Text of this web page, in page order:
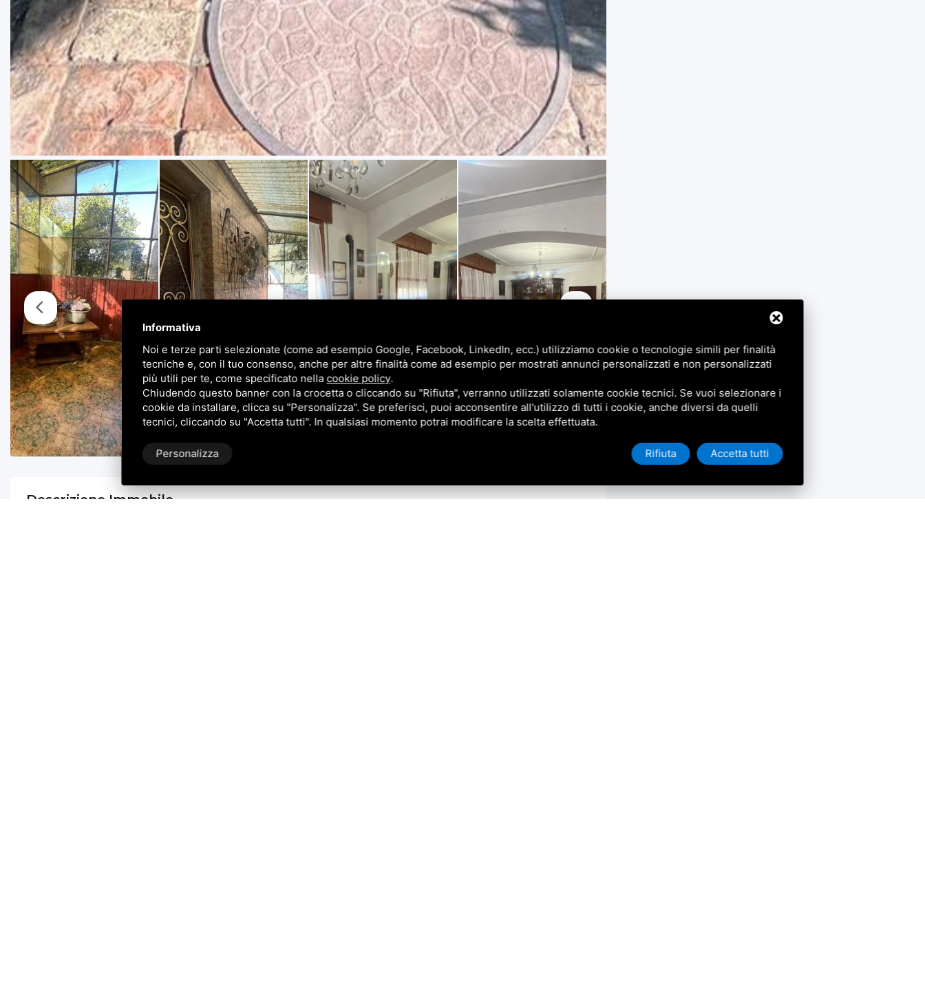
Descrizione Immobile
Informativa
Noi e terze parti selezionate (come ad esempio Google, Facebook, LinkedIn, ecc.) utilizziamo cookie o tecnologie simili per finalità
tecniche e, con il tuo consenso, anche per altre finalità come ad esempio per mostrati annunci personalizzati e non personalizzati
più utili per te, come specificato nella cookie policy.
Chiudendo questo banner con la crocetta o cliccando su "Rifiuta", verranno utilizzati solamente cookie tecnici. Se vuoi selezionare i
cookie da installare, clicca su "Personalizza". Se preferisci, puoi acconsentire all'utilizzo di tutti i cookie, anche diversi da quelli
tecnici, cliccando su "Accetta tutti". In qualsiasi momento potrai modificare la scelta effettuata.
Personalizza Rifiuta Accetta tutti